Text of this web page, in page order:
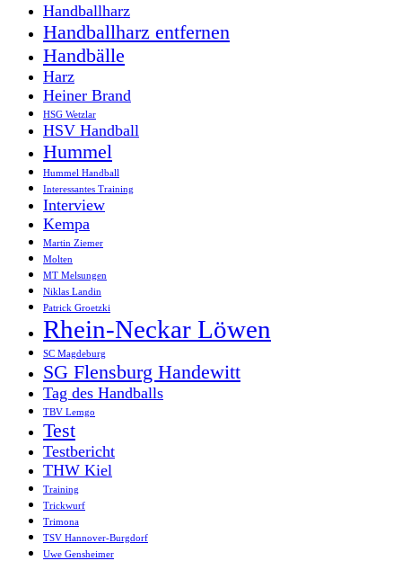
Handballharz
Handballharz entfernen
Handbälle
Harz
Heiner Brand
HSG Wetzlar
HSV Handball
Hummel
Hummel Handball
Interessantes Training
Interview
Kempa
Martin Ziemer
Molten
MT Melsungen
Niklas Landin
Patrick Groetzki
Rhein-Neckar Löwen
SC Magdeburg
SG Flensburg Handewitt
Tag des Handballs
TBV Lemgo
Test
Testbericht
THW Kiel
Training
Trickwurf
Trimona
TSV Hannover-Burgdorf
Uwe Gensheimer